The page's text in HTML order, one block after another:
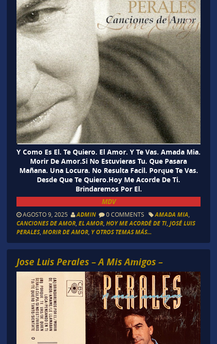
Y Como Es El. Te Quiero. El Amor. Y Te Vas. Amada Mia.
Morir De Amor.Si No Estuvieras Tu. Que Pasara
Mañana. Una Locura. No Resulta Facil. Porque Te Vas.
Desde Que Te Quiero.Hoy Me Acorde De Ti.
Brindaremos Por El.
MDV
AGOSTO 9, 2025 ADMIN 0 COMMENTS AMADA MIA
CANCIONES DE AMOR, EL AMOR, HOY ME ACORDÉ DE TI, JOSÉ LUIS
PERALES, MORIR DE AMOR, Y OTROS TEMAS MÁS...
Jose Luis Perales – A Mis Amigos –